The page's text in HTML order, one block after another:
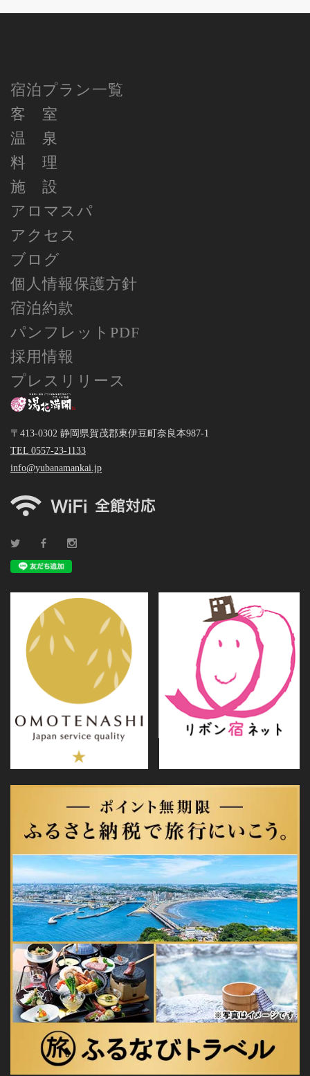
宿泊プラン一覧
客 室
温 泉
料 理
施 設
アロマスパ
アクセス
ブログ
個人情報保護方針
宿泊約款
パンフレットPDF
採用情報
プレスリリース
〒413-0302 静岡県賀茂郡東伊豆町奈良本987-1
TEL 0557-23-1133
info@yubanamankai.jp